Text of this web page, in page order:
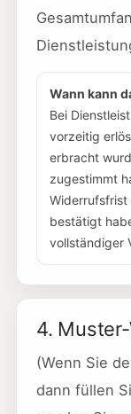
Wann kann
Bei
vorzeitig
erbracht
zugestimmt
Widerrufsfrist
bestätigt
vollständiger
4.
(Wenn Sie
dann füllen